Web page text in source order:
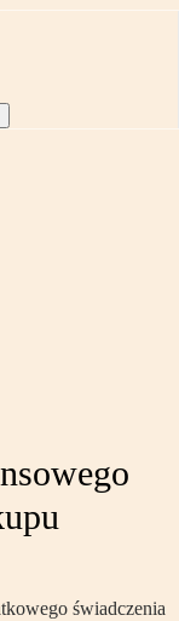
świadczenia